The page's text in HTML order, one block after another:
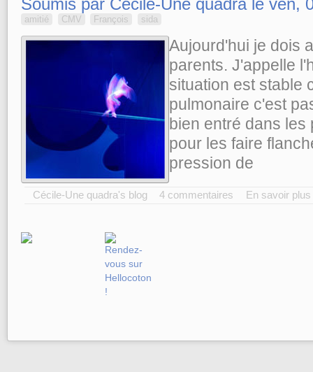
Soumis par Cécile-Une quadra le ven,
amitié CMV François sida
Aujourd'hui je dois
parents. J'appelle
situation est stable
pulmonaire c'est
bien entré dans les
pour les faire
pression de
Cécile-Une quadra's blog 4 commentaires En savoir plus